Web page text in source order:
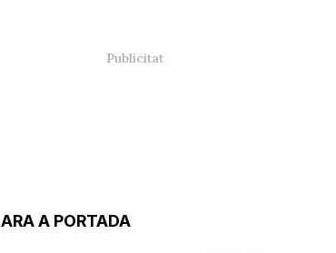
ARA A PORTADA